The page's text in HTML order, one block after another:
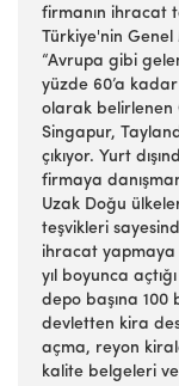
firmanın ihracat
Türkiye'nin Genel
“Avrupa gibi
yüzde 60’a
olarak belirlenen
Singapur,
çıkıyor. Yurt
firmaya
Uzak Doğu
teşvikleri
ihracat yapmaya
yıl boyunca
depo başına 100
devletten kira
açma, reyon
kalite belgeleri